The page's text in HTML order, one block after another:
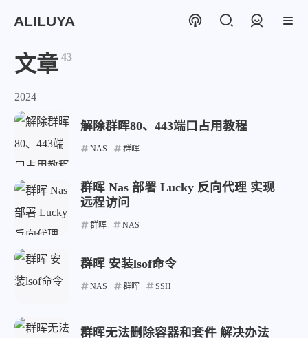
ALILUYA
文章 43
2024
解除群晖80、443端口占用教程
NAS 群晖
群晖 Nas 部署 Lucky 反向代理 实现
远程访问
群晖 NAS
群晖 安装lsof命令
NAS 群晖 SSH
群晖无法删除容器和套件 解决办法